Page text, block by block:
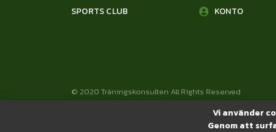
SPORTS CLUB
KONTO
© 2020 Träningskonsulten All Rights Reserved
Vi använder
Genom att